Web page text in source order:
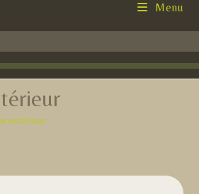
Menu
extérieur